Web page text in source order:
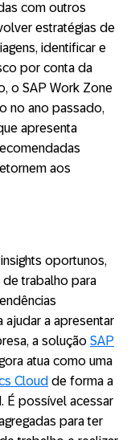
com outros
estratégias de
identificar e
por conta da
o SAP Work Zone
no ano passado,
apresenta
aos
oportunos,
trabalho para
ajudar a apresentar
a solução SAP
atua como uma
Cloud de forma a
É possível acessar
para ter